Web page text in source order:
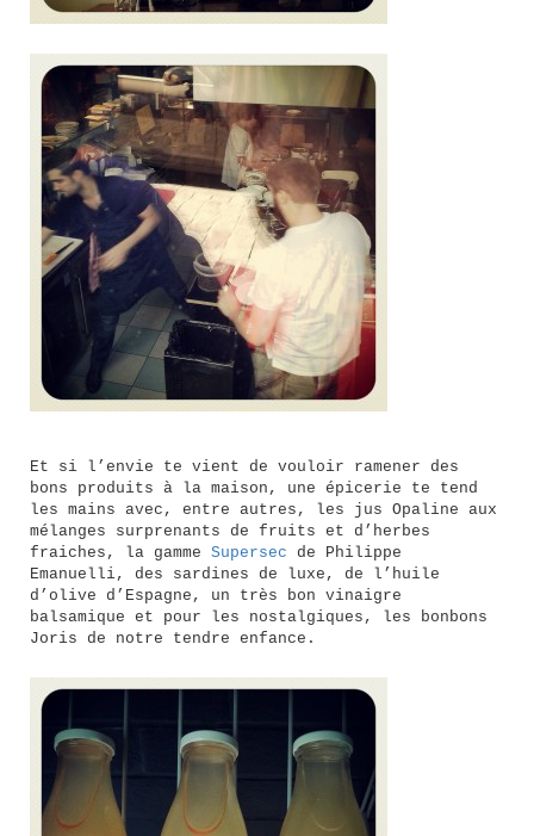
Et si l’envie te vient de vouloir ramener des
bons produits à la maison, une épicerie te tend
les mains avec, entre autres, les jus Opaline aux
mélanges surprenants de fruits et d’herbes
fraiches, la gamme Supersec de Philippe
Emanuelli, des sardines de luxe, de l’huile
d’olive d’Espagne, un très bon vinaigre
balsamique et pour les nostalgiques, les bonbons
Joris de notre tendre enfance.